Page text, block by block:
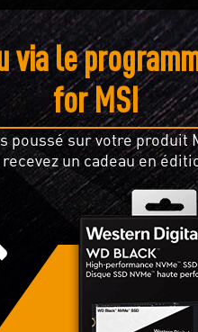
via le
for MSI
poussé sur votre produit
un cadeau en